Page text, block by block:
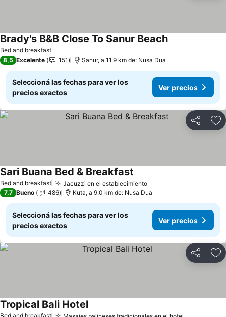
Bed and breakfast
Brady's B&B Close To Sanur Beach
8,5 Excelente 151 Sanur, a 11.9 km de: Nusa Dua
Seleccioná las fechas para ver los
precios exactos
Ver precios
Compartir
Bed and breakfast Jacuzzi en el establecimiento
Sari Buana Bed & Breakfast
7,7 Bueno 486 Kuta, a 9.0 km de: Nusa Dua
Seleccioná las fechas para ver los
precios exactos
Ver precios
Compartir
Bed and breakfast
Tropical Bali Hotel